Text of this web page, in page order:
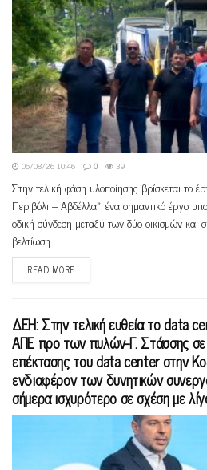
06/08/26 10:46 0 39
Στην τελική φάση υλοποίησης βρίσκεται το
Περιβόλι – Αβδέλλα», ένα σημαντικό έργο
οδική σύνδεση μεταξύ των δύο οικισμών και
βελτίωση...
READ MORE
ΔΕΗ: Στην τελική ευθεία το data
ΑΠΕ προ των πυλών-Γ. Στάσσης σε
επέκτασης του data center στην
ενδιαφέρον των δυνητικών
σήμερα ισχυρότερο σε σχέση με